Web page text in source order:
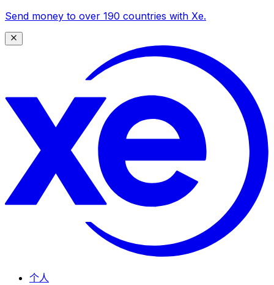
Send money to over 190 countries with Xe.
个人